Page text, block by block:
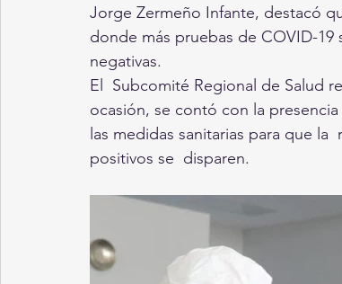
Jorge Zermeño Infante, destacó
donde más pruebas de COVID-
negativas.
El  Subcomité Regional de Salud
ocasión, se contó con la
las medidas sanitarias para que
positivos se  disparen.